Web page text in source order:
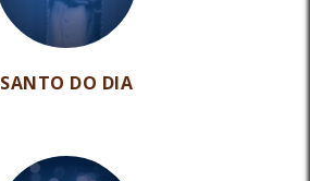
SANTO DO DIA